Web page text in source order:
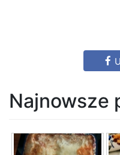
Najnowsze